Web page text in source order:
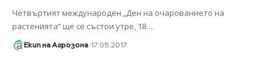
Четвъртият международен „Ден на очарованието на
растенията“ ще се състои утре, 18…
Екип на Агрозона 17.05.2017